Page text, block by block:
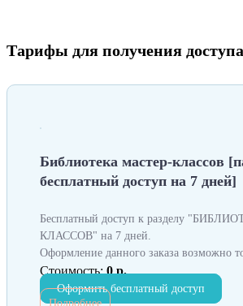
Тарифы для получения
Библиотека мастер-классов
бесплатный доступ на 7 дней]
Бесплатный доступ к разделу
КЛАССОВ" на 7 дней.
Оформление данного заказа возможно
Стоимость: 0 р.
Оформить бесплатный доступ
Подробнее